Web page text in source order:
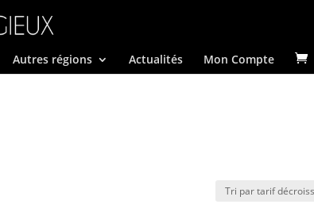
Autres régions Actualités Mon Compte